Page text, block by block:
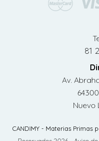
81
Av.
Nuevo
CANDIMY - Materias Primas